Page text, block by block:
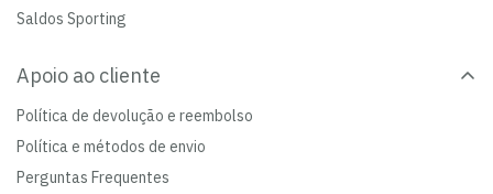
Saldos Sporting
Apoio ao cliente
Política de devolução e reembolso
Política e métodos de envio
Perguntas Frequentes